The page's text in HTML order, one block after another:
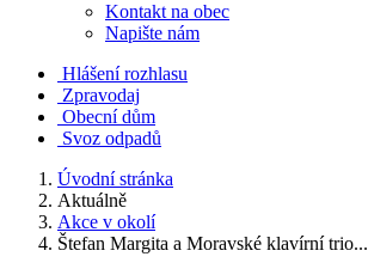
Kontakt na obec
Napište nám
Hlášení rozhlasu
Zpravodaj
Obecní dům
Svoz odpadů
Úvodní stránka
Aktuálně
Akce v okolí
Štefan Margita a Moravské klavírní trio...